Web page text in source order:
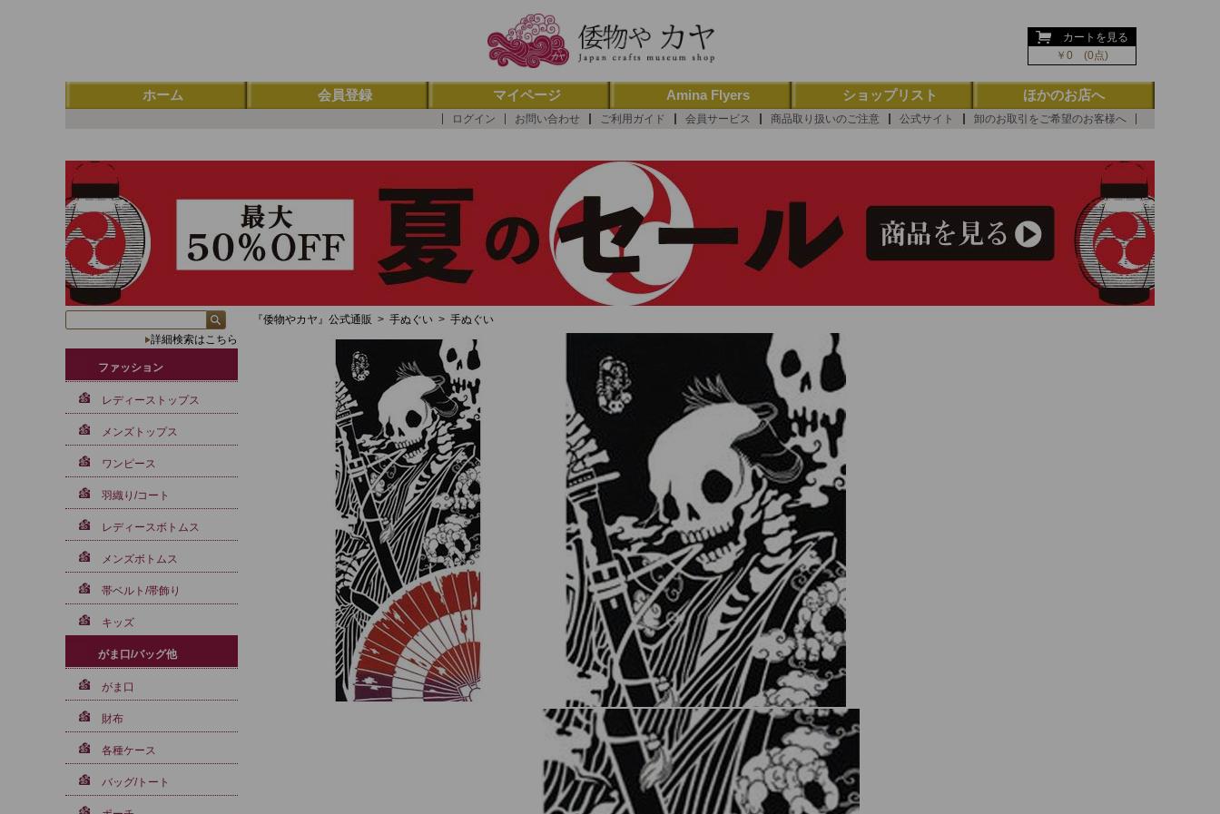
カートを見る
￥0 (0点)
ホーム 会員登録 マイページ Amina Flyers ショップリスト ほかのお店へ
卸のお取引をご希望のお客様へ
公式サイト
商品取り扱いのご注意
会員サービス
ご利用ガイド
お問い合わせ
ログイン
『倭物やカヤ』公式通販 > 手ぬぐい > 手ぬぐい
詳細検索はこちら
ファッション
レディーストップス
メンズトップス
ワンピース
羽織り/コート
レディースボトムス
メンズボトムス
帯ベルト/帯飾り
キッズ
がま口/バッグ他
がま口
財布
各種ケース
バッグ/トート